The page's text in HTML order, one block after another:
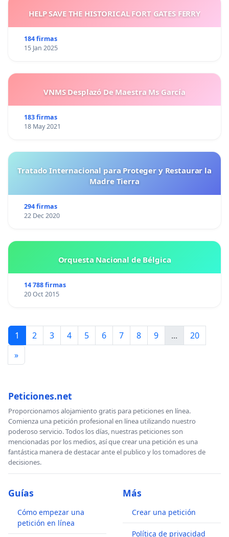
HELP SAVE THE HISTORICAL FORT GATES FERRY
184 firmas
15 Jan 2025
VNMS Desplazó De Maestra Ms García
183 firmas
18 May 2021
Tratado Internacional para Proteger y Restaurar la
Madre Tierra
294 firmas
22 Dec 2020
Orquesta Nacional de Bélgica
14 788 firmas
20 Oct 2015
1 2 3 4 5 6 7 8 9 ...
20
»
Peticiones.net
Proporcionamos alojamiento gratis para peticiones en línea.
Comienza una petición profesional en línea utilizando nuestro
poderoso servicio. Todos los días, nuestras peticiones son
mencionadas por los medios, así que crear una petición es una
fantástica manera de destacar ante el publico y los tomadores de
decisiones.
Guías
Cómo empezar una
petición en línea
Más
Crear una petición
Política de privacidad